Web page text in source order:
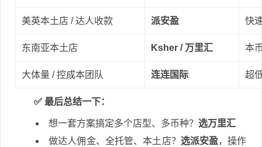
美英本土店 / 达人收款 派安盈 快
东南亚本土店 Ksher / 万里汇 本
大体量 / 控成本团队 连连国际 超
✅ 最后总结一下：
想一套方案搞定多个店型、多币种？ 选万里汇
做达人佣金、全托管、本土店？ 选派安盈，操作